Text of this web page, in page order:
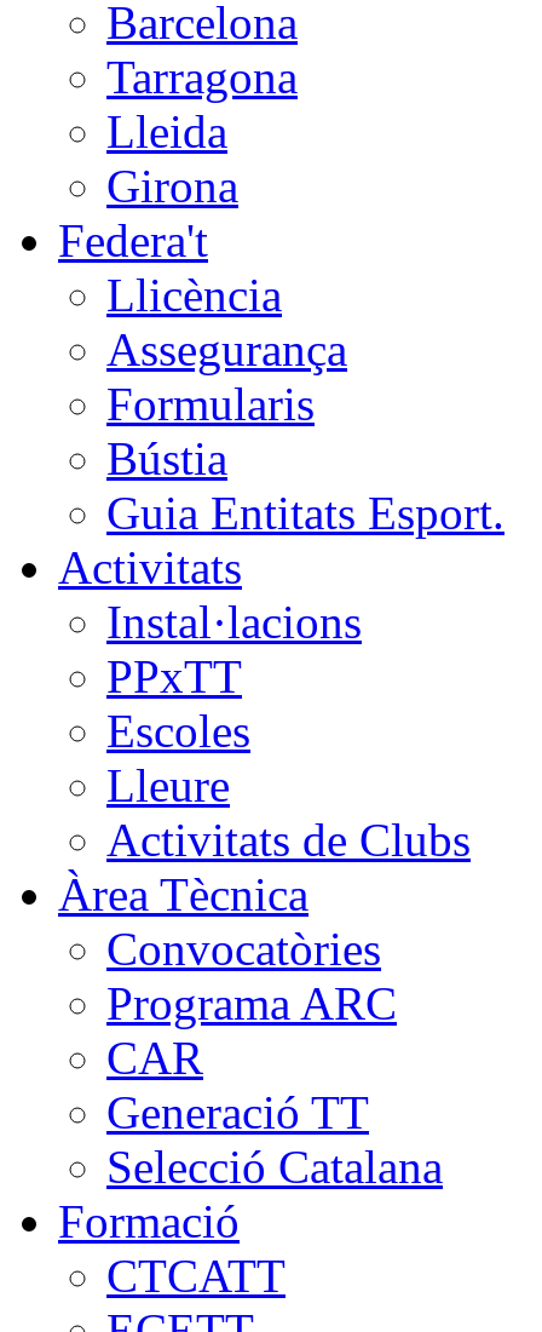
Barcelona
Tarragona
Lleida
Girona
Federa't
Llicència
Assegurança
Formularis
Bústia
Guia Entitats Esport.
Activitats
Instal·lacions
PPxTT
Escoles
Lleure
Activitats de Clubs
Àrea Tècnica
Convocatòries
Programa ARC
CAR
Generació TT
Selecció Catalana
Formació
CTCATT